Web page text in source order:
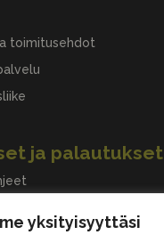
yksityisyyttäsi
toimitusehdot
ja palautukset